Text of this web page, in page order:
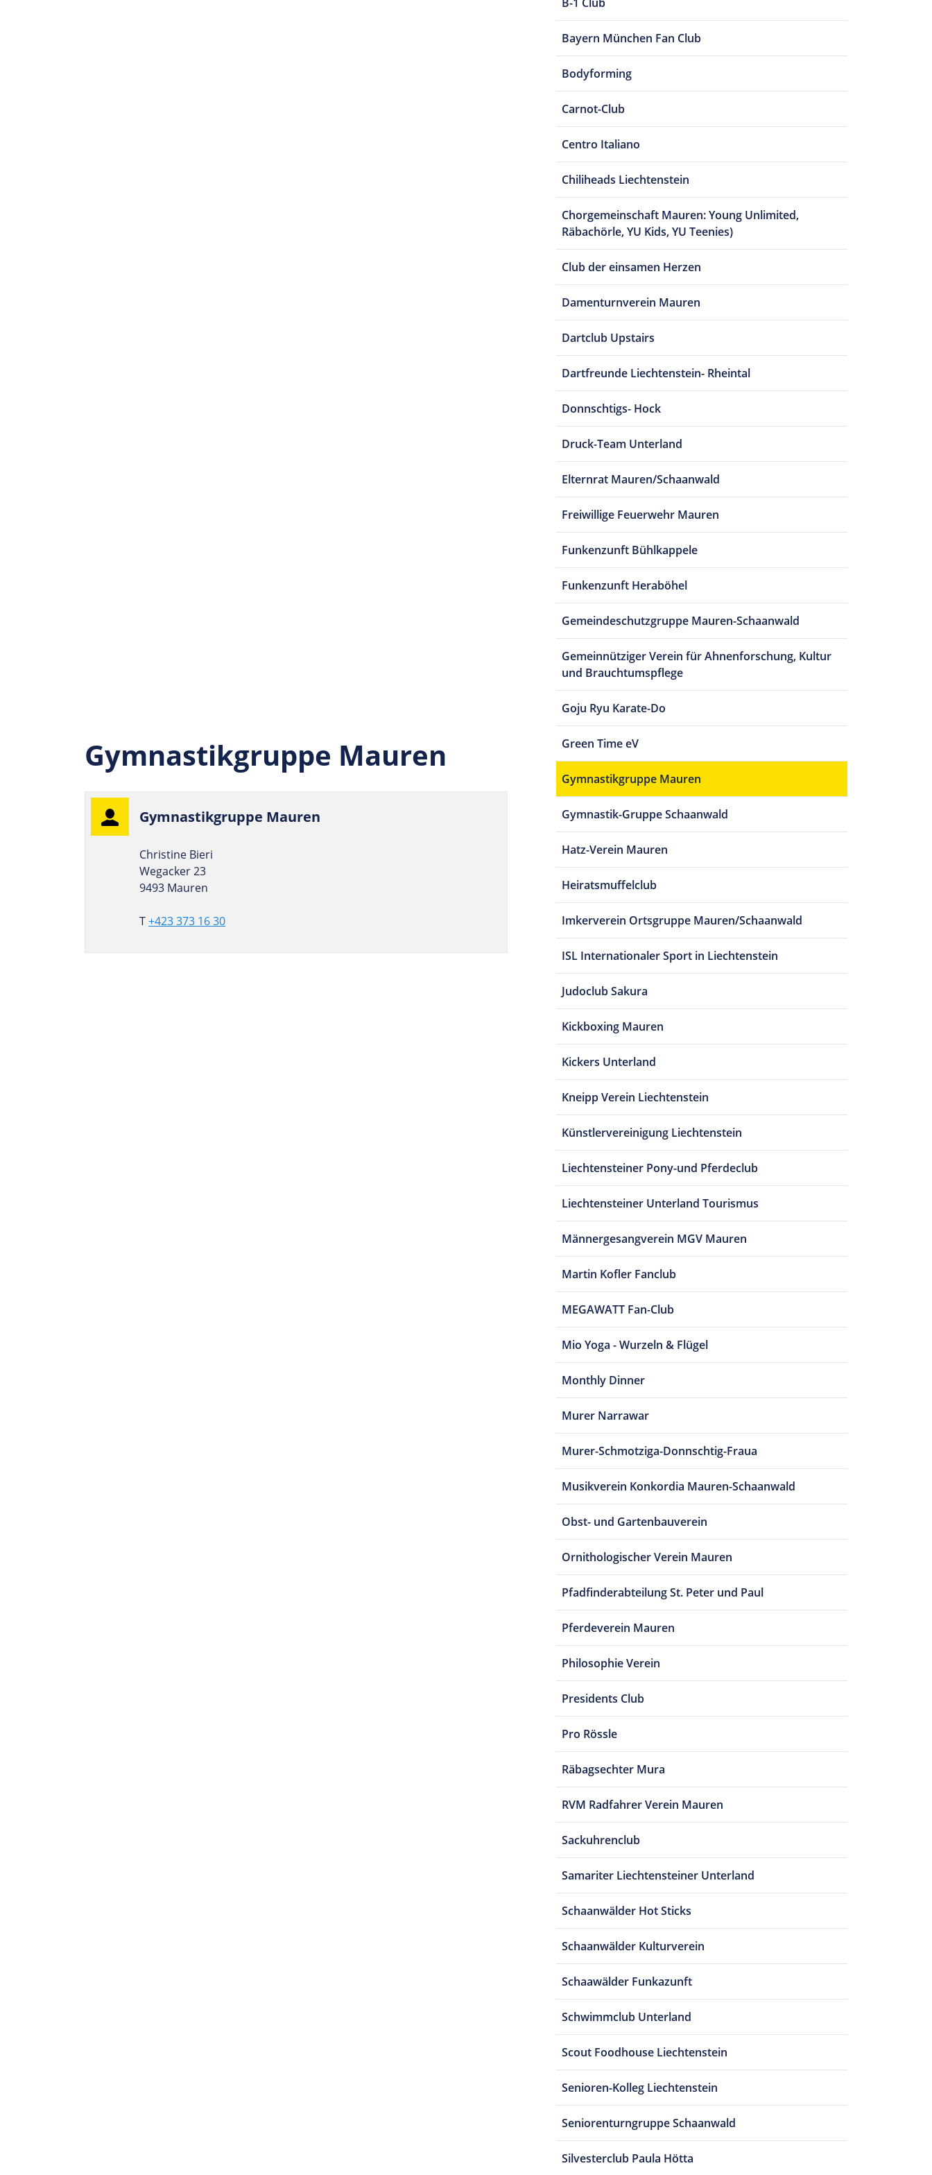
Gymnastikgruppe Mauren
Gym­nas­tik­gruppe Mauren
Christine Bieri
Wegacker 23
9493 Mauren
T+423 373 16 30
Bayern München Fan Club
Bodyforming
Carnot-Club
Centro Italiano
Chiliheads Liechtenstein
Chorgemeinschaft Mauren: Young Unlimited,
Räbachörle, YU Kids, YU Teenies)
Club der einsamen Herzen
Damenturnverein Mauren
Dartclub Upstairs
Dartfreunde Liechtenstein- Rheintal
Donnschtigs- Hock
Druck-Team Unterland
Elternrat Mauren/Schaanwald
Freiwillige Feuerwehr Mauren
Funkenzunft Bühlkappele
Funkenzunft Heraböhel
Gemeindeschutzgruppe Mauren-Schaanwald
Gemeinnütziger Verein für Ahnenforschung, Kultur
und Brauchtumspflege
Goju Ryu Karate-Do
Green Time eV
Gymnastikgruppe Mauren
Gymnastik-Gruppe Schaanwald
Hatz-Verein Mauren
Heiratsmuffelclub
Imkerverein Ortsgruppe Mauren/Schaanwald
ISL Internationaler Sport in Liechtenstein
Judoclub Sakura
Kickboxing Mauren
Kickers Unterland
Kneipp Verein Liechtenstein
Künstlervereinigung Liechtenstein
Liechtensteiner Pony-und Pferdeclub
Liechtensteiner Unterland Tourismus
Männergesangverein MGV Mauren
Martin Kofler Fanclub
MEGAWATT Fan-Club
Mio Yoga - Wurzeln & Flügel
Monthly Dinner
Murer Narrawar
Murer-Schmotziga-Donnschtig-Fraua
Musikverein Konkordia Mauren-Schaanwald
Obst- und Gartenbauverein
Ornithologischer Verein Mauren
Pfadfinderabteilung St. Peter und Paul
Pferdeverein Mauren
Philosophie Verein
Presidents Club
Pro Rössle
Räbagsechter Mura
RVM Radfahrer Verein Mauren
Sackuhrenclub
Samariter Liechtensteiner Unterland
Schaanwälder Hot Sticks
Schaanwälder Kulturverein
Schaawälder Funkazunft
Schwimmclub Unterland
Scout Foodhouse Liechtenstein
Senioren-Kolleg Liechtenstein
Seniorenturngruppe Schaanwald
Silvesterclub Paula Hötta